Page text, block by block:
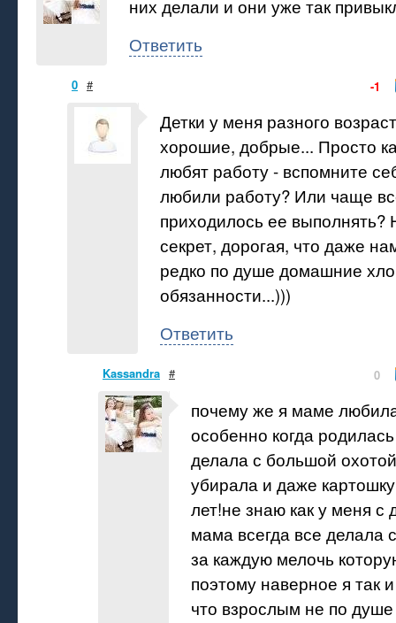
них делали и они уже так
Ответить
0 # -1
Детки у меня разного
хорошие, добрые... Просто
любят работу - вспомните
любили работу? Или чаще
приходилось ее выполнять?
секрет, дорогая, что даже
редко по душе домашние
обязанности...)))
Ответить
Kassandra # 0
почему же я маме
особенно когда
делала с большой
убирала и даже
лет!не знаю как у меня с
мама всегда все делала
за каждую мелочь
поэтому наверное я так
что взрослым не по